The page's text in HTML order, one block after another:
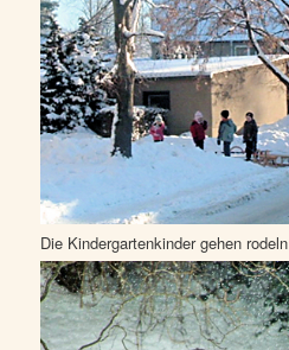
Die Kindergartenkinder gehen rodeln